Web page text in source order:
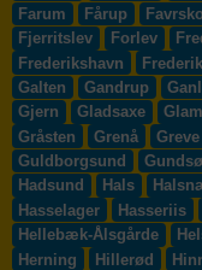
Farum
Fårup
Fjerritslev
Forlev
Frederikshavn
Galten
Gandrup
Gjern
Gladsaxe
Gråsten
Grenå Greve
Guldborgsund
Hadsund
Hals
Hasselager
Hasseriis
Hellebæk-Ålsgårde
Herning
Hillerød